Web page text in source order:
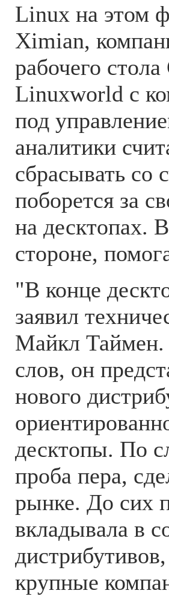
Linux на этом
Ximian,
рабочего
Linuxworld с
под
аналитики
сбрасывать со
поборется за
на десктопах.
стороне,
"В конце
заявил
Майкл Таймен.
слов, он
нового
десктопы. По
проба пера,
рынке. До сих
вкладывала в
крупные